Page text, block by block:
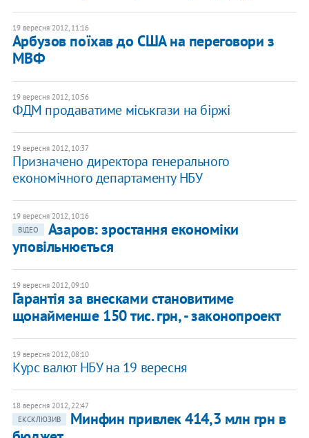
19 вересня 2012, 11:16
Арбузов поїхав до США на переговори з
МВФ
19 вересня 2012, 10:56
ФДМ продаватиме міськгази на біржі
19 вересня 2012, 10:37
Призначено директора генерального
економічного департаменту НБУ
19 вересня 2012, 10:16
ВІДЕО
Азаров: зростання економіки
уповільнюється
19 вересня 2012, 09:10
Гарантія за внесками становитиме
щонайменше 150 тис. грн, - законопроект
19 вересня 2012, 08:10
Курс валют НБУ на 19 вересня
18 вересня 2012, 22:47
ЕКСКЛЮЗИВ
Минфин привлек 414,3 млн грн в